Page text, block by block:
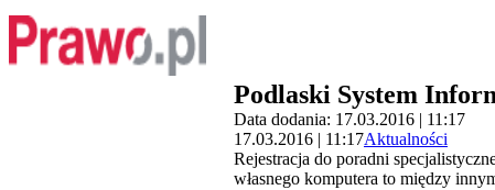
Podlaski System
Data dodania: 17.03.2016 | 11:17
17.03.2016 | 11:17Aktualności
Rejestracja do poradni
własnego komputera to między